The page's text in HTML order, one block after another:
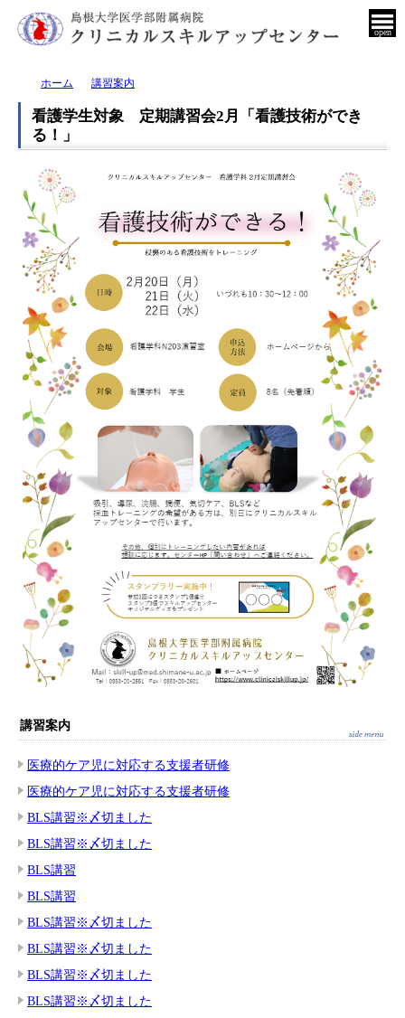
open
ホーム 講習案内
看護学生対象 定期講習会2月「看護技術ができ
る！」
講習案内
医療的ケア児に対応する支援者研修
医療的ケア児に対応する支援者研修
BLS講習※〆切ました
BLS講習※〆切ました
BLS講習
BLS講習
BLS講習※〆切ました
BLS講習※〆切ました
BLS講習※〆切ました
BLS講習※〆切ました